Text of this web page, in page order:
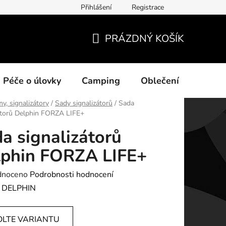
Přihlášení Registrace
KOŠÍK
PRÁZDNÝ KOŠÍK
Péče o úlovky Camping Oblečení
signalizátory / Sady signalizátorů / Sada
Delphin FORZA LIFE+
signalizátorů
FORZA LIFE+
Podrobnosti hodnocení
DELPHIN
VARIANTU